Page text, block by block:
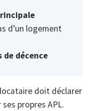
d’un logement
de décence
doit déclarer
propres APL.